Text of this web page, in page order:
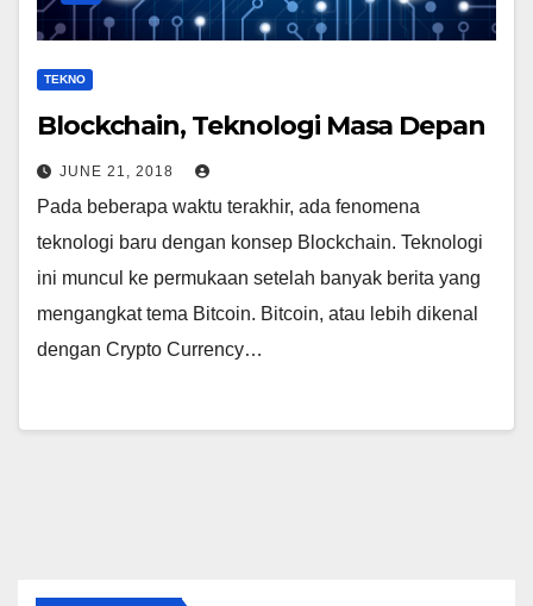
TEKNO
Blockchain, Teknologi Masa Depan
JUNE 21, 2018
Pada beberapa waktu terakhir, ada fenomena
teknologi baru dengan konsep Blockchain. Teknologi
ini muncul ke permukaan setelah banyak berita yang
mengangkat tema Bitcoin. Bitcoin, atau lebih dikenal
dengan Crypto Currency…